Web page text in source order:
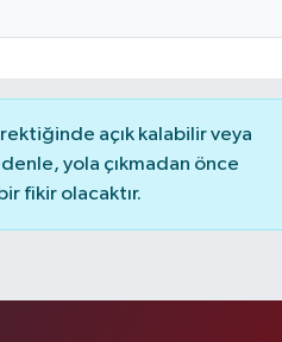
açık kalabilir veya
yola çıkmadan önce
fikir olacaktır.